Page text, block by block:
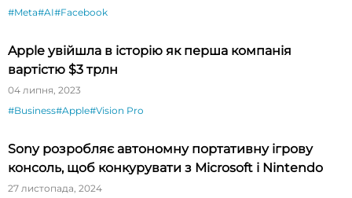
#Meta#AI#Facebook
Apple увійшла в історію як перша компанія
вартістю $3 трлн
04 липня, 2023
#Business#Apple#Vision Pro
Sony розробляє автономну портативну ігрову
консоль, щоб конкурувати з Microsoft і Nintendo
27 листопада, 2024